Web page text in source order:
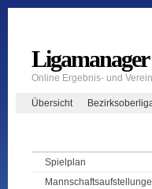
Ligamanager
Online Ergebnis- und
Übersicht
Spielplan